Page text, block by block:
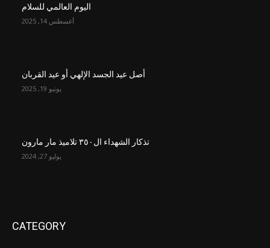
اليوم العالمي للسلام
أغسطس 14, 2025
أصل عيد الجسد الإلهي أو عيد القربان
يونيو 19, 2025
تذكار الشهداء ال٣٥٠ تلاميذ مار مارون
يوليو 27, 2024
CATEGORY